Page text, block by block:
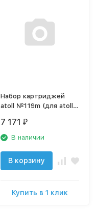
Набор картриджей
atoll №119m (для atoll
7 171 ₽
В наличии
В корзину
Купить в 1 клик